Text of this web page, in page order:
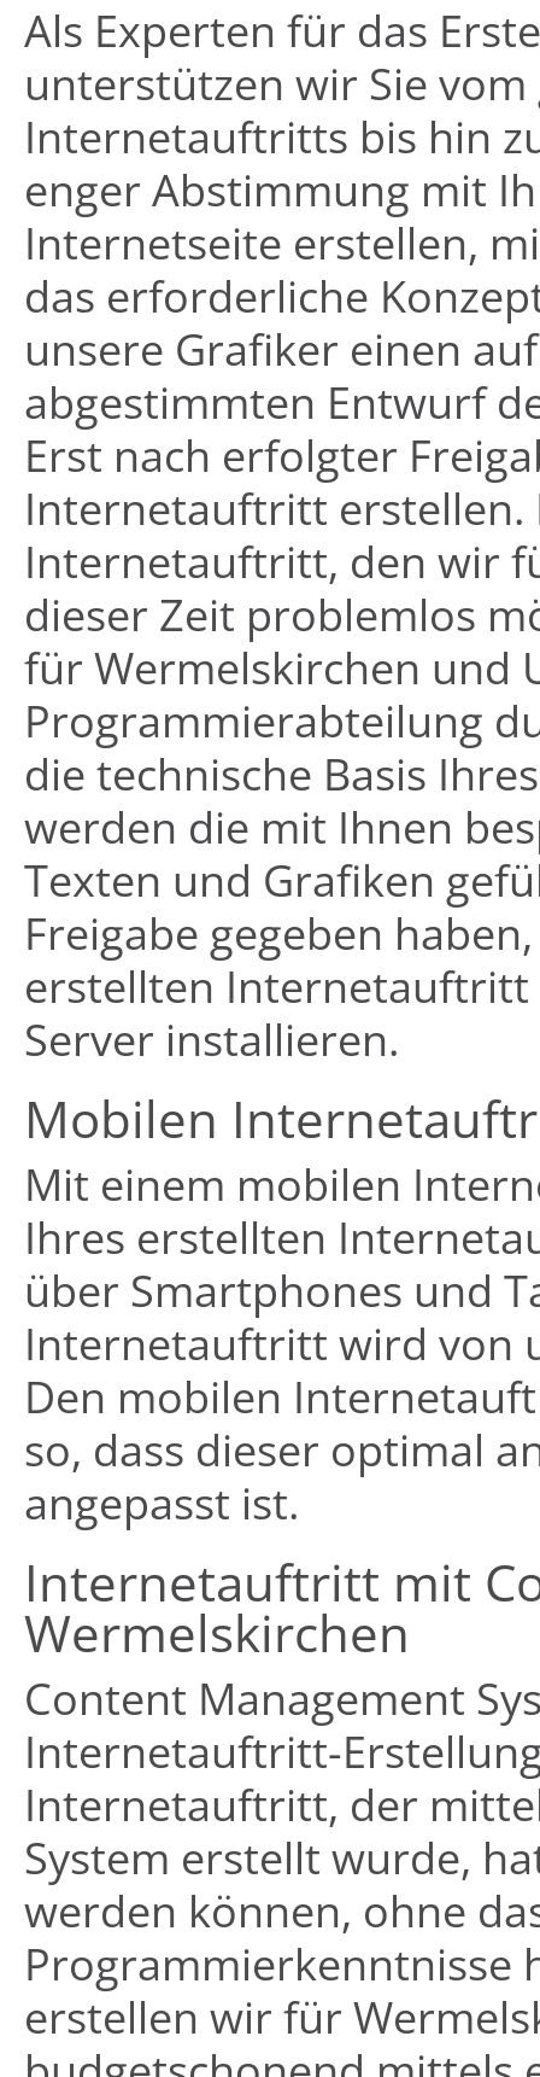
Als Experten für das
unterstützen wir Sie
Internetauftritts bis hin
enger Abstimmung mit
Internetseite erstellen,
das erforderliche
unsere Grafiker einen
abgestimmten Entwurf
Erst nach erfolgter
Internetauftritt erstellen.
Internetauftritt, den wir
dieser Zeit problemlos
für Wermelskirchen und
Programmierabteilung
die technische Basis
werden die mit Ihnen
Texten und Grafiken
Freigabe gegeben
erstellten Internetauftritt
Server installieren.
Mobilen
Mit einem mobilen
Ihres erstellten
über Smartphones und
Internetauftritt wird von
Den mobilen
so, dass dieser optimal
angepasst ist.
Internetauftritt mit
Wermelskirchen
Content Management
Internetauftritt-
Internetauftritt, der
System erstellt wurde,
werden können, ohne
Programmierkenntnisse
erstellen wir für